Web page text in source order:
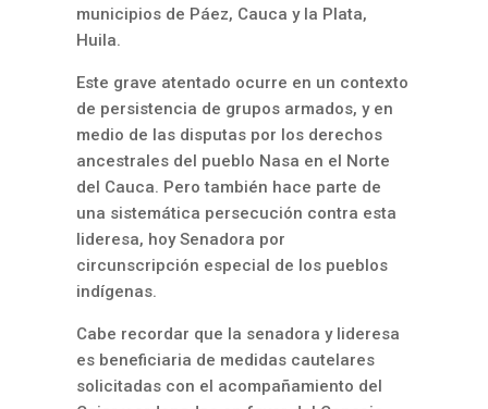
municipios de Páez, Cauca y la Plata,
Huila.
Este grave atentado ocurre en un contexto
de persistencia de grupos armados, y en
medio de las disputas por los derechos
ancestrales del pueblo Nasa en el Norte
del Cauca. Pero también hace parte de
una sistemática persecución contra esta
lideresa, hoy Senadora por
circunscripción especial de los pueblos
indígenas.
Cabe recordar que la senadora y lideresa
es beneficiaria de medidas cautelares
solicitadas con el acompañamiento del